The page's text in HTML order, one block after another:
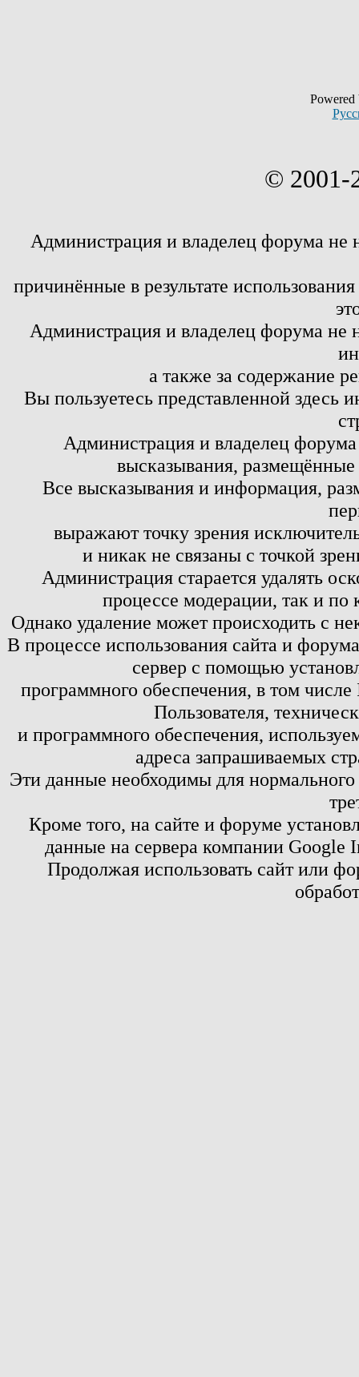
© 2001-
Администрация и владелец форума не
причинённые в результате
Администрация и владелец форума не
а также за содержание
Вы пользуетесь представленной здесь
Администрация и владелец
высказывания,
Все высказывания и информация,
выражают точку зрения
и никак не связаны с точкой
Администрация старается удалять
процессе модерации, так и по
Однако удаление может происходить с
В процессе использования сайта и
сервер с помощью
программного обеспечения, в том
Пользователя,
и программного обеспечения,
адреса запрашиваемых
Эти данные необходимы для
Кроме того, на сайте и форуме
данные на сервера компании
Продолжая использовать сайт или